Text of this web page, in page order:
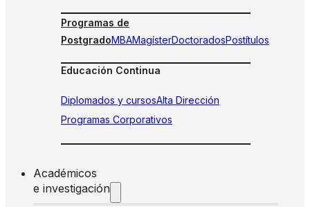
Programas de
PostgradoMBAMagísterDoctoradosPostítulos
Educación Continua
Diplomados y cursosAlta Dirección
Programas Corporativos
Académicos
e investigación